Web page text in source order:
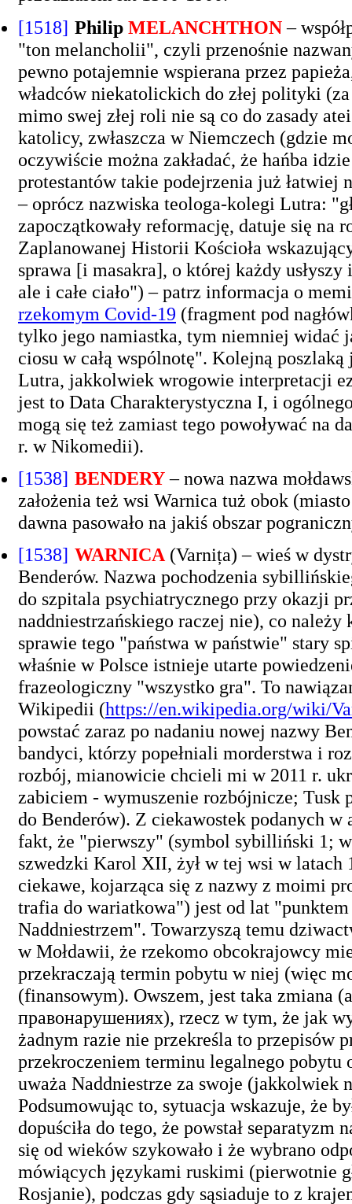
[1518] Philip MELANCHTHON–
"ton melancholii", czyli przenośnie
pewno potajemnie wspierana przez
władców niekatolickich do złej polityki
mimo swej złej roli nie są co do zasady
katolicy, zwłaszcza w Niemczech (gdzie
oczywiście można zakładać, że hańba
protestantów takie podejrzenia już łatwiej
– oprócz nazwiska teologa-kolegi Lutra:
zapoczątkowały reformację, datuje się na
Zaplanowanej Historii Kościoła
sprawa [i masakra], o której każdy
ale i całe ciało") – patrz informacja o
rzekomym Covid-19 (fragment pod
tylko jego namiastka, tym niemniej widać
ciosu w całą wspólnotę". Kolejną
Lutra, jakkolwiek wrogowie interpretacji
jest to Data Charakterystyczna I, i
mogą się też zamiast tego powoływać na
r. w Nikomedii).
[1538] BENDERY– nowa nazwa
założenia też wsi Warnica tuż obok
dawna pasowało na jakiś obszar
[1538] WARNICA (Varnița) – wieś w
Benderów. Nazwa pochodzenia
do szpitala psychiatrycznego przy okazji
naddniestrzańskiego raczej nie), co
sprawie tego "państwa w państwie" stary
właśnie w Polsce istnieje utarte
frazeologiczny "wszystko gra". To
Wikipedii (https://en.wikipedia.org/wiki/
powstać zaraz po nadaniu nowej nazwy
bandyci, którzy popełniali morderstwa i
rozbój, mianowicie chcieli mi w 2011 r.
zabiciem - wymuszenie rozbójnicze; Tusk
do Benderów). Z ciekawostek podanych
fakt, że "pierwszy" (symbol sybilliński 1;
szwedzki Karol XII, żył w tej wsi w latach
ciekawe, kojarząca się z nazwy z moimi
trafia do wariatkowa") jest od lat
Naddniestrzem". Towarzyszą temu
w Mołdawii, że rzekomo obcokrajowcy
przekraczają termin pobytu w niej (więc
(finansowym). Owszem, jest taka zmiana
правонарушениях), rzecz w tym, że jak
żadnym razie nie przekreśla to przepisów
przekroczeniem terminu legalnego
uważa Naddniestrze za swoje (jakkolwiek
Podsumowując to, sytuacja wskazuje, że
dopuściła do tego, że powstał
się od wieków szykowało i że wybrano
mówiących językami ruskimi (pierwotnie
Rosjanie), podczas gdy sąsiaduje to z